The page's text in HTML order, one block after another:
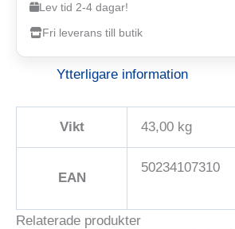
Lev tid 2-4 dagar!
Fri leverans till butik
Ytterligare information
Vikt 43,00 kg
EAN
50234107310
Relaterade produkter